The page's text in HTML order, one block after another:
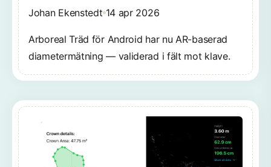
Johan Ekenstedt 14 apr 2026
Arboreal Träd för Android har nu AR-baserad
diametermätning — validerad i fält mot klave.